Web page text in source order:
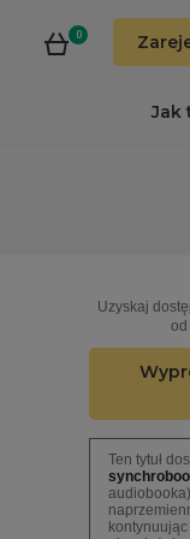
0
Jak
Uzyskaj
od
Ten tytuł